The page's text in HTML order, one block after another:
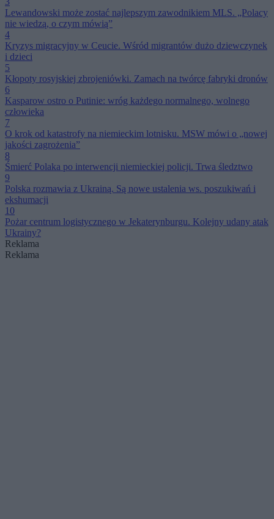
Lewandowski może zostać najlepszym zawodnikiem MLS. „Polacy
nie wiedzą, o czym mówią”
4
Kryzys migracyjny w Ceucie. Wśród migrantów dużo dziewczynek
i dzieci
5
Kłopoty rosyjskiej zbrojeniówki. Zamach na twórcę fabryki dronów
6
Kasparow ostro o Putinie: wróg każdego normalnego, wolnego
człowieka
7
O krok od katastrofy na niemieckim lotnisku. MSW mówi o „nowej
jakości zagrożenia”
8
Śmierć Polaka po interwencji niemieckiej policji. Trwa śledztwo
9
Polska rozmawia z Ukrainą. Są nowe ustalenia ws. poszukiwań i
ekshumacji
10
Pożar centrum logistycznego w Jekaterynburgu. Kolejny udany atak
Ukrainy?
Reklama
Reklama